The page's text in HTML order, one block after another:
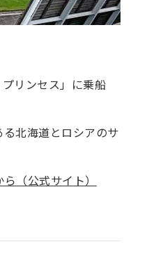
リンセス」に乗船
北海道とロシアのサ
（公式サイト）